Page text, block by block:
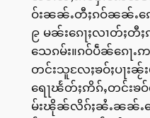
ဝ်းၼၼ်ႉတီႈၵဝ်ၼၼ်ႉဢ
၉ မၼ်းၵေႃႈလၢတ်ႈတီႈ
သေၵမ်း။ၵဝ်ပဵၼ်ၵေႃ
တင်းသူလႄႈၶဝ်ႈပႃး
ရေႃၽႅတ်ႈဢိၵ်ႇတင်းၶ
မ်းၽိုၼ်လိၵ်ႈၼႆႉၼၼ်ႉဢေ